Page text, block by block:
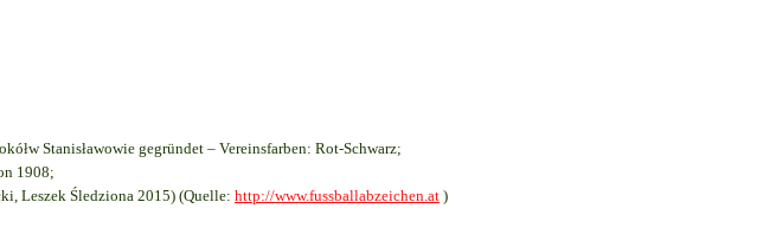
Stanisławowie gegründet – Vereinsfarben: Rot-Schwarz;
1908;
Leszek Śledziona 2015) (Quelle: http://www.fussballabzeichen.at )